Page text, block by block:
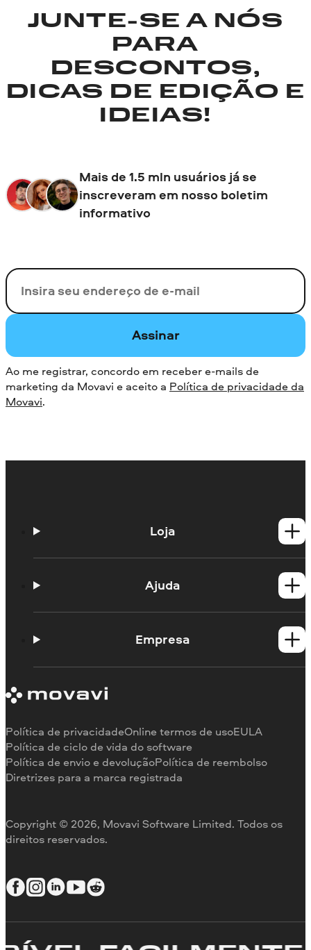
JUNTE-SE A NÓS
PARA
DESCONTOS,
DICAS DE EDIÇÃO E
IDEIAS!
Mais de 1.5 mln usuários já se
inscreveram em nosso boletim
informativo
Seu e-mail
Assinar
Ao me registrar, concordo em receber e-mails de
marketing da Movavi e aceito a Política de privacidade da
Movavi.
Loja
Produtos para Mac Ajuda
Portal de aprendizagem
Limitações da versão de teste
Reembolso
Empresa
Testemunhos
Por que nos escolher
Para o trabalho
Copyright © 2026, Movavi Software Limited. Todos os
direitos reservados.
Política de privacidadeOnline termos de usoEULA
Política de ciclo de vida do software
Política de envio e devoluçãoPolítica de reembolso
Diretrizes para a marca registrada